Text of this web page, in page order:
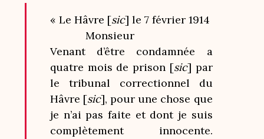
« Le Hâvre [sic] le 7 février 1914
Monsieur
Venant d’être condamnée a
quatre mois de prison [sic] par
le tribunal correctionnel du
Hâvre [sic], pour une chose que
je n’ai pas faite et dont je suis
complètement innocente.